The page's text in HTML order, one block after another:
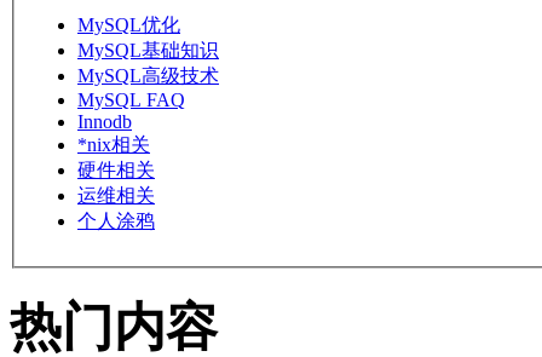
MySQL优化
MySQL基础知识
MySQL高级技术
MySQL FAQ
Innodb
*nix相关
硬件相关
运维相关
个人涂鸦
热门内容